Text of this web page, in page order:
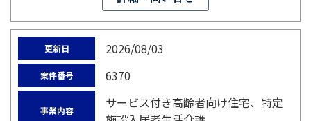
更新日 2026/08/03
案件番号 6370
事業内容
サービス付き高齢者向け住宅、特定